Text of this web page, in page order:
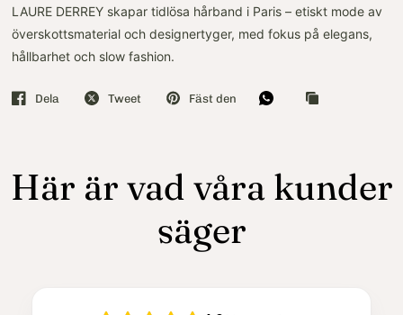
LAURE DERREY skapar tidlösa hårband i Paris – etiskt mode av
överskottsmaterial och designertyger, med fokus på elegans,
hållbarhet och slow fashion.
Dela Tweet Fäst den
Här är vad våra kunder
säger